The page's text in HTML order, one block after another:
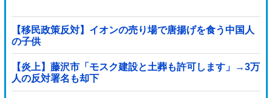
【移民政策反対】イオンの売り場で唐揚げを食う中国人
の子供
【炎上】藤沢市「モスク建設と土葬も許可します」→3万
人の反対署名も却下